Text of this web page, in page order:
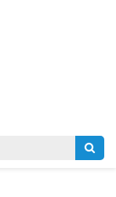
Rechercher